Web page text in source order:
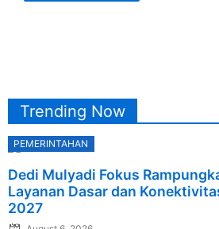
Trending Now
PEMERINTAHAN
Dedi Mulyadi Fokus
Layanan Dasar dan
2027
on